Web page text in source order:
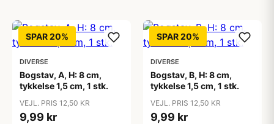
SPAR 20%
DIVERSE
Bogstav, A, H: 8 cm,
tykkelse 1,5 cm, 1 stk.
VEJL. PRIS 12,50 KR
9,99 kr
SPAR 20%
DIVERSE
Bogstav, B, H: 8 cm,
tykkelse 1,5 cm, 1 stk.
VEJL. PRIS 12,50 KR
9,99 kr